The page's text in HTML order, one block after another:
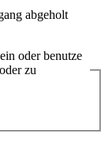
abgeholt
oder benutze
zu